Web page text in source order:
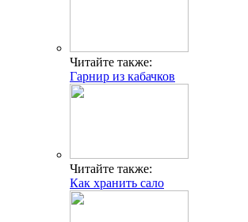
Читайте также:
Гарнир из кабачков
Читайте также:
Как хранить сало